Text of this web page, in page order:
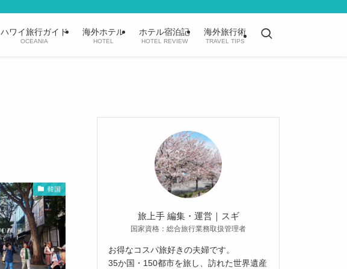
ハワイ旅行ガイド
OCEANIA
海外ホテル
HOTEL
ホテル宿泊記
HOTEL REVIEW
海外旅行術
TRAVEL TIPS
韓国
旅上手 編集・運営｜スギ
国家資格：総合旅行業務取扱管理者
お得なコスパ旅好きの夫婦です。
35か国・150都市を旅し、訪れた世界遺産